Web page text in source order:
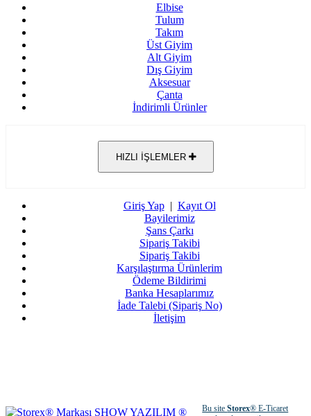
Elbise
Tulum
Takım
Üst Giyim
Alt Giyim
Dış Giyim
Aksesuar
Çanta
İndirimli Ürünler
HIZLI İŞLEMLER
Giriş Yap| Kayıt Ol
Bayilerimiz
Şans Çarkı
Sipariş Takibi
Sipariş Takibi
Karşılaştırma Ürünlerim
Ödeme Bildirimi
Banka Hesaplarımız
İade Talebi (Sipariş No)
İletişim
Bu siteStorex® E-Ticaret